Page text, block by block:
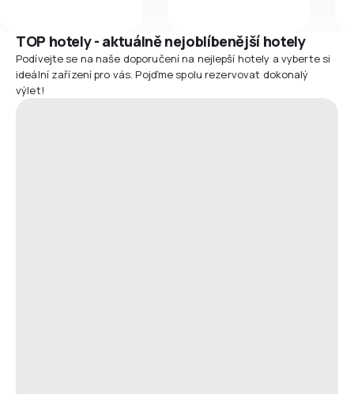
TOP hotely - aktuálně nejoblíbenější hotely
Podívejte se na naše doporučení na nejlepší hotely a vyberte si
ideální zařízení pro vás. Pojďme spolu rezervovat dokonalý
výlet!